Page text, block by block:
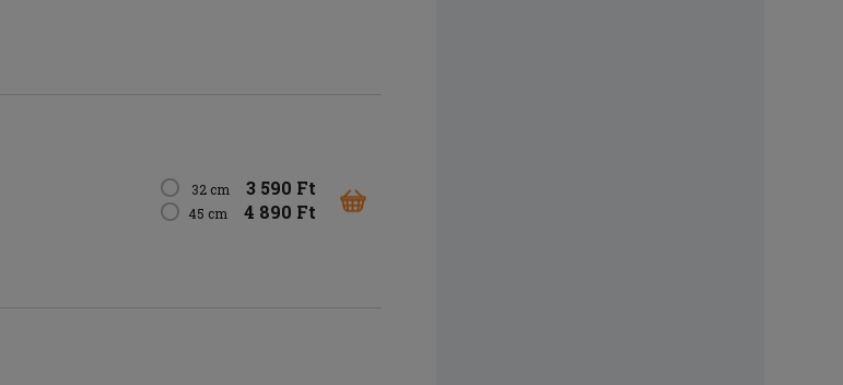
32 cm 3 590 Ft
45 cm 4 890 Ft